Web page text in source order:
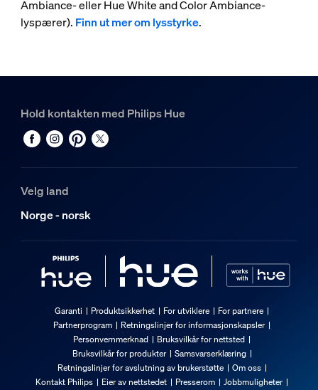
Ambiance- eller Hue White and Color Ambiance-
lyspærer). Finn ut mer om lysstyrke.
Hold kontakten med Philips Hue
Velg land
Norge - norsk
Garanti Produktsikkerhet For utviklere
For partnere
Partnerprogram
Retningslinjer for informasjonskapsler
Personvernmerknad
Bruksvilkår for nettsted
Bruksvilkår for produkter
Samsvarserklæring
Retningslinjer for avslutning av brukerstøtte
Om oss
Kontakt Philips
Eier av nettstedet Presserom Jobbmuligheter